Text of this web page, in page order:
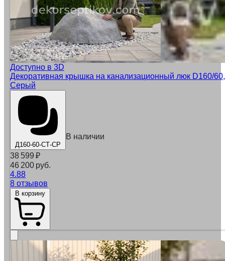
Доступно в 3D
Декоративная крышка на канализационный люк D160/60,
Серый
Д160-60-СТ-СР
В наличии
38 599 ₽
46 200 руб.
4.88
8 отзывов